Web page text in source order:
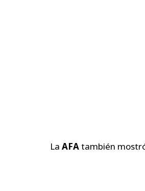
La AFAtambién